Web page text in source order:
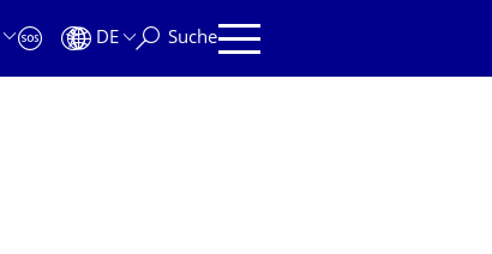
DE Suche